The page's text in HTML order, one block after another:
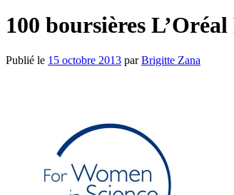
100 boursières
Publié le 15 octobre 2013 par Brigitte Zana